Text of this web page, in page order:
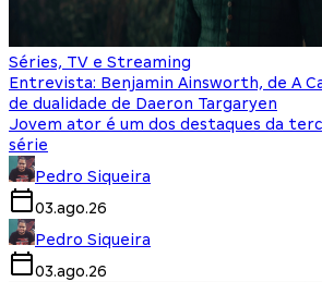
Séries, TV e Streaming
Entrevista: Benjamin Ainsworth, de A
de dualidade de Daeron Targaryen
Jovem ator é um dos destaques da
série
Pedro Siqueira
03.ago.26
Pedro Siqueira
03.ago.26